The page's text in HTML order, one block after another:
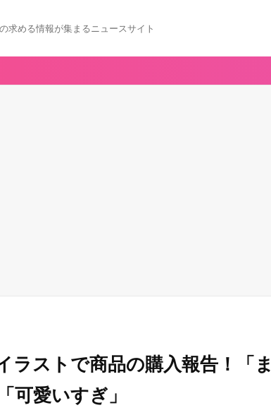
求める情報が集まるニュースサイト
ラストで商品の購入報告！「ま
可愛いすぎ」